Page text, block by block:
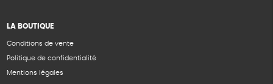
LA BOUTIQUE
Conditions de vente
Politique de confidentialité
Mentions légales